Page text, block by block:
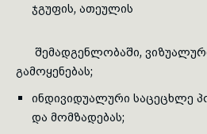
ჯგუფის, ათეულის
შემადგენლობაში,
გამოყენებას;
ინდივიდუალური საცეცხლე
და მომზადებას;